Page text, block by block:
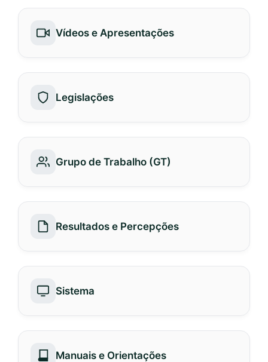
Vídeos e Apresentações
Legislações
Grupo de Trabalho (GT)
Resultados e Percepções
Sistema
Manuais e Orientações